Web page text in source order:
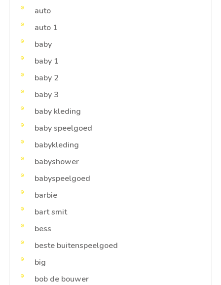
auto
auto 1
baby
baby 1
baby 2
baby 3
baby kleding
baby speelgoed
babykleding
babyshower
babyspeelgoed
barbie
bart smit
bess
beste buitenspeelgoed
big
bob de bouwer